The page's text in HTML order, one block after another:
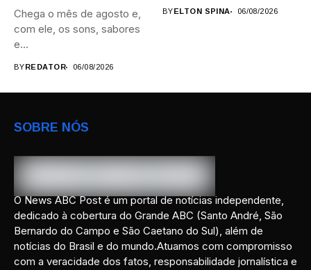
Chega o mês de agosto e,
com ele, os sons, sabores
e...
BYREDATOR 06/08/2026
BYELTON SPINA 06/08/2026
SOBRE NÓS
O News ABC Post é um portal de notícias independente,
dedicado à cobertura do Grande ABC (Santo André, São
Bernardo do Campo e São Caetano do Sul), além de
notícias do Brasil e do mundo.Atuamos com compromisso
com a veracidade dos fatos, responsabilidade jornalística e